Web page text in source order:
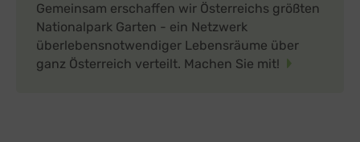
Gemeinsam erschaffen wir Österreichs größten
Nationalpark Garten - ein Netzwerk
überlebensnotwendiger Lebensräume über
ganz Österreich verteilt. Machen Sie mit!